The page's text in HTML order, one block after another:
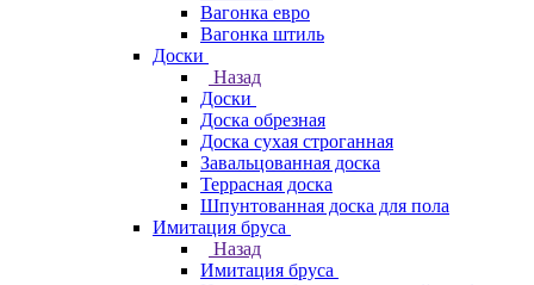
Вагонка евро
Вагонка штиль
Доски
Назад
Доски
Доска обрезная
Доска сухая строганная
Завальцованная доска
Террасная доска
Шпунтованная доска для пола
Имитация бруса
Назад
Имитация бруса